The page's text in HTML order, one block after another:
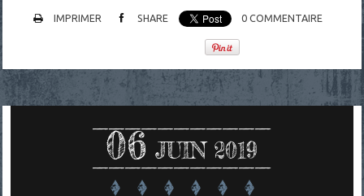
IMPRIMER SHARE 0 COMMENTAIRE
06 JUIN 2019